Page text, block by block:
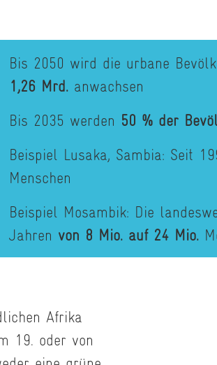
Bis 2050 wird die urbane
1,26 Mrd. anwachsen
Bis 2035 werden 50 % der
Beispiel Lusaka, Sambia: Seit
Menschen
Beispiel Mosambik: Die
Jahren von 8 Mio. auf 24 Mio.
Afrika
19. oder von